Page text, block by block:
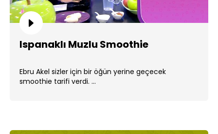
Ispanaklı Muzlu Smoothie
Ebru Akel sizler için bir öğün yerine geçecek
smoothie tarifi verdi. ...